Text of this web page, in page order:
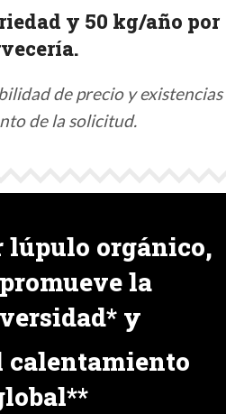
y 50 kg/año por
de precio y existencias
de la solicitud.
lúpulo orgánico,
la
y